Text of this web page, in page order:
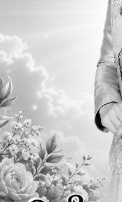
ชื่อ
รายงานผลการดำเนินการ เพื่
รายงานผลการดำเนินการเพื่
รายงานผลการดำเนินการตาม
การดำเนินการมาตรการส่งเส
พ.ศ. 2566 รอบ 6 เดือน
ประกาศใช้แผนการบริหารจัดก